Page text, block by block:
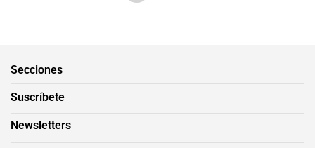
Secciones
Suscríbete
Newsletters